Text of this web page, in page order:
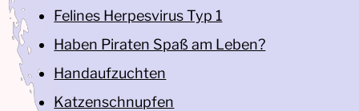
Felines Herpesvirus Typ 1
Haben Piraten Spaß am Leben?
Handaufzuchten
Katzenschnupfen